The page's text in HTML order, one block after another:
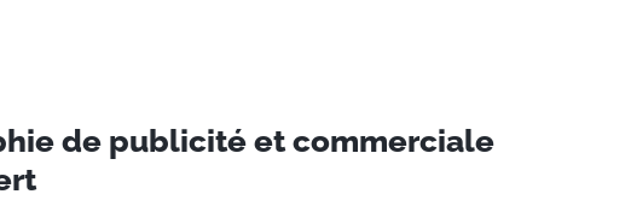
de publicité et commerciale